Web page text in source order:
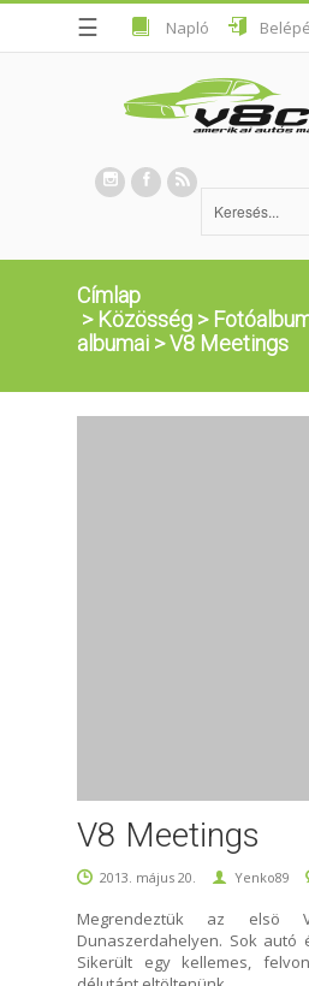
☰ Napló
Címlap
> Közösség >
albumai >V8 Meetings
V8 Meetings
2013. május 20. Yenko89
Megrendeztük az elsö
Dunaszerdahelyen. Sok autó
Sikerült egy kellemes,